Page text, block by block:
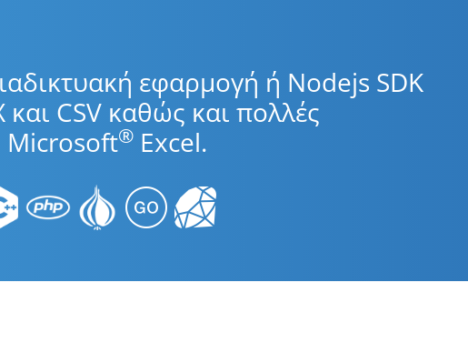
εφαρμογή ή Nodejs SDK
CSV καθώς και πολλές
Microsoft® Excel.